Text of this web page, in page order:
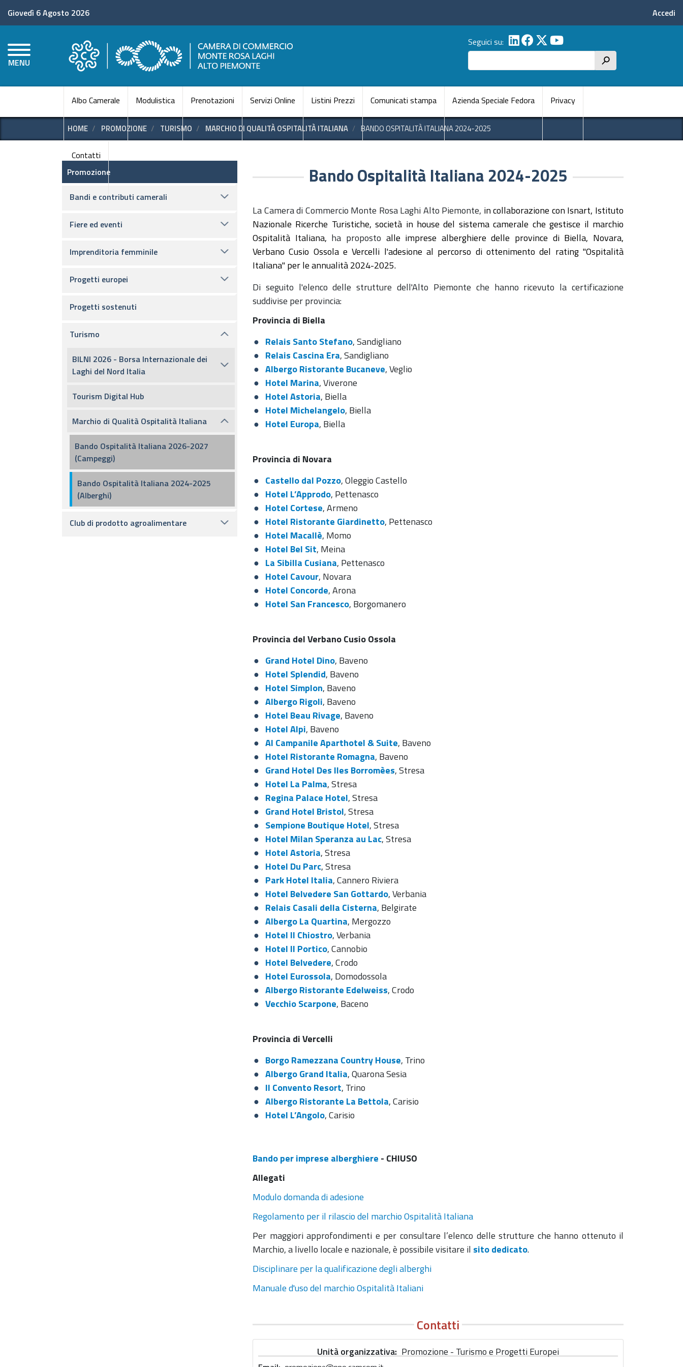
Giovedì 6 Agosto 2026 Accedi
MENU
Seguici su:
Cerca
h
Navigazione principale
Albo Camerale Modulistica Prenotazioni Servizi Online Listini Prezzi Comunicati stampa Azienda Speciale Fedora Privacy
Contatti
HOME PROMOZIONE TURISMO MARCHIO DI QUALITÀ OSPITALITÀ ITALIANA BANDO OSPITALITÀ ITALIANA 2024-2025
Bando Ospitalità Italiana 2024-2025
La Camera di Commercio Monte Rosa Laghi Alto Piemonte, in collaborazione con Isnart, Istituto
Nazionale Ricerche Turistiche, società in house del sistema camerale che gestisce il marchio
Ospitalità Italiana, ha proposto alle imprese alberghiere delle province di Biella, Novara,
Verbano Cusio Ossola e Vercelli l'adesione al percorso di ottenimento del rating "Ospitalità
Italiana" per le annualità 2024-2025.
Di seguito l'elenco delle strutture dell'Alto Piemonte che hanno ricevuto la certificazione
suddivise per provincia:
Provincia di Biella
Relais Santo Stefano, Sandigliano
Relais Cascina Era, Sandigliano
Albergo Ristorante Bucaneve, Veglio
Hotel Marina, Viverone
Hotel Astoria, Biella
Hotel Michelangelo, Biella
Hotel Europa, Biella
Provincia di Novara
Castello dal Pozzo, Oleggio Castello
Hotel L’Approdo, Pettenasco
Hotel Cortese, Armeno
Hotel Ristorante Giardinetto, Pettenasco
Hotel Macallè, Momo
Hotel Bel Sit, Meina
La Sibilla Cusiana, Pettenasco
Hotel Cavour, Novara
Hotel Concorde, Arona
Hotel San Francesco, Borgomanero
Provincia del Verbano Cusio Ossola
Grand Hotel Dino, Baveno
Hotel Splendid, Baveno
Hotel Simplon, Baveno
Albergo Rigoli, Baveno
Hotel Beau Rivage, Baveno
Hotel Alpi, Baveno
Al Campanile Aparthotel & Suite, Baveno
Hotel Ristorante Romagna, Baveno
Grand Hotel Des Iles Borromèes, Stresa
Hotel La Palma, Stresa
Regina Palace Hotel, Stresa
Grand Hotel Bristol, Stresa
Sempione Boutique Hotel, Stresa
Hotel Milan Speranza au Lac, Stresa
Hotel Astoria, Stresa
Hotel Du Parc, Stresa
Park Hotel Italia, Cannero Riviera
Hotel Belvedere San Gottardo, Verbania
Relais Casali della Cisterna, Belgirate
Albergo La Quartina, Mergozzo
Hotel Il Chiostro, Verbania
Hotel Il Portico, Cannobio
Hotel Belvedere, Crodo
Hotel Eurossola, Domodossola
Albergo Ristorante Edelweiss, Crodo
Vecchio Scarpone, Baceno
Provincia di Vercelli
Borgo Ramezzana Country House, Trino
Albergo Grand Italia, Quarona Sesia
Il Convento Resort, Trino
Albergo Ristorante La Bettola, Carisio
Hotel L’Angolo, Carisio
Bando per imprese alberghiere - CHIUSO
Allegati
Modulo domanda di adesione
Regolamento per il rilascio del marchio Ospitalità Italiana
Per maggiori approfondimenti e per consultare l’elenco delle strutture che hanno ottenuto il
Marchio, a livello locale e nazionale, è possibile visitare il sito dedicato.
Disciplinare per la qualificazione degli alberghi
Manuale d'uso del marchio Ospitalità Italiani
Contatti
Unità organizzativa Promozione - Turismo e Progetti Europei
Promozione e supporto
Promozione
Bandi e contributi camerali
Fiere ed eventi
Imprenditoria femminile
Progetti europei
Progetti sostenuti
Turismo
BILNI 2026 - Borsa Internazionale dei
Laghi del Nord Italia
Tourism Digital Hub
Marchio di Qualità Ospitalità Italiana
Bando Ospitalità Italiana 2026-2027
(Campeggi)
Bando Ospitalità Italiana 2024-2025
(Alberghi)
Club di prodotto agroalimentare